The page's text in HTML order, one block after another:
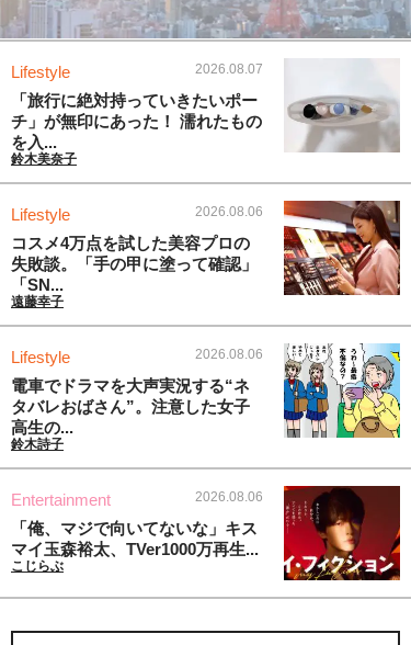
Lifestyle 2026.08.07
「旅行に絶対持っていきたいポー
チ」が無印にあった！ 濡れたもの
を入...
鈴木美奈子
Lifestyle 2026.08.06
コスメ4万点を試した美容プロの
失敗談。「手の甲に塗って確認」
「SN...
遠藤幸子
Lifestyle 2026.08.06
電車でドラマを大声実況する“ネ
タバレおばさん”。注意した女子
高生の...
鈴木詩子
Entertainment 2026.08.06
「俺、マジで向いてないな」キス
マイ玉森裕太、TVer1000万再生...
こじらぶ